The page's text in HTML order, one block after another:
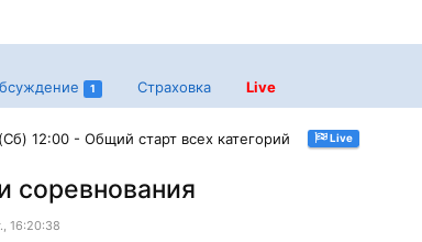
1 Страховка Live
12:00 - Общий старт всех категорий Live
соревнования
16:20:38